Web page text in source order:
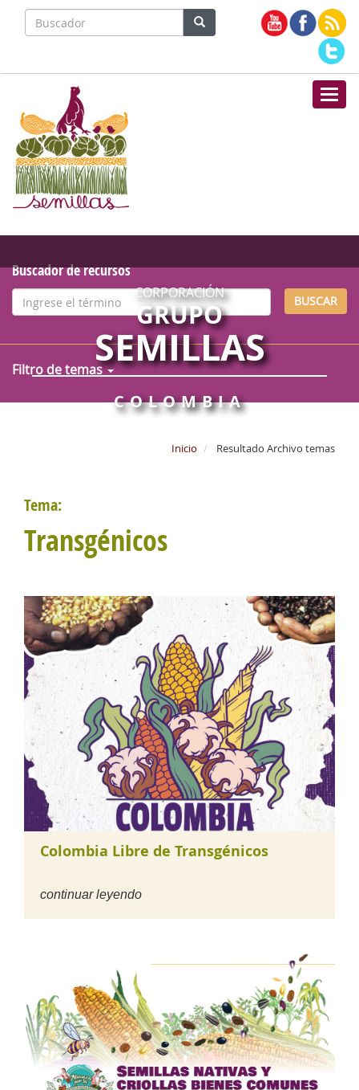
CORPORACIÓN
GRUPO
SEMILLAS
COLOMBIA
Buscador de recursos
BUSCAR
Filtro de temas
Inicio Resultado Archivo temas
Tema:
Transgénicos
Colombia Libre de Transgénicos
continuar leyendo